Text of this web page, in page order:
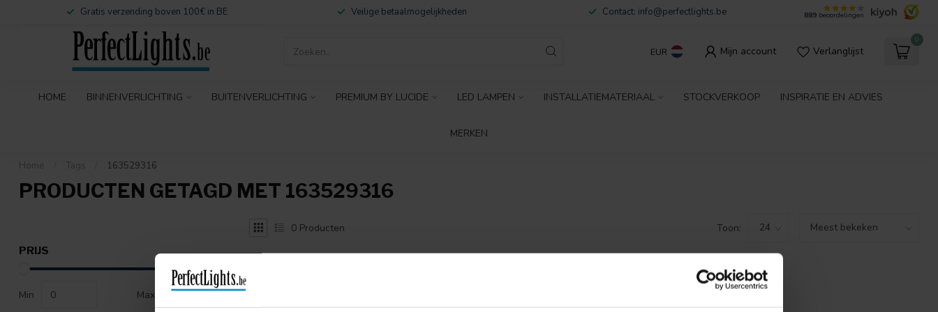
Gratis verzending boven 100€ in BE Veilige betaalmogelijkheden Contact: info@perfectlights.be 889 beoordelingen
EUR Mijn account Verlanglijst
0
HOME BINNENVERLICHTING BUITENVERLICHTING PREMIUM BY LUCIDE LED LAMPEN INSTALLATIEMATERIAAL STOCKVERKOOP INSPIRATIE EN ADVIES
MERKEN
Home Tags 163529316
PRODUCTEN GETAGD MET 163529316
PRIJS
Min Max
0 Producten Toon:
GEEN PRODUCTEN GEVONDEN!